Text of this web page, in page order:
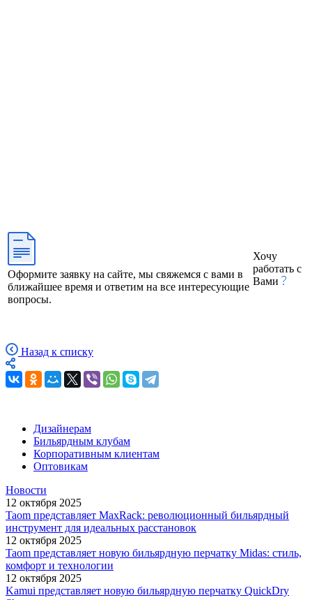
Оформите заявку на сайте, мы свяжемся с вами в
ближайшее время и ответим на все интересующие
вопросы.
Хочу
работать с
Вами
Назад к списку
Дизайнерам
Бильярдным клубам
Корпоративным клиентам
Оптовикам
Новости
12 октября 2025
Taom представляет MaxRack: революционный бильярдный
инструмент для идеальных расстановок
12 октября 2025
Taom представляет новую бильярдную перчатку Midas: стиль,
комфорт и технологии
12 октября 2025
Kamui представляет новую бильярдную перчатку QuickDry